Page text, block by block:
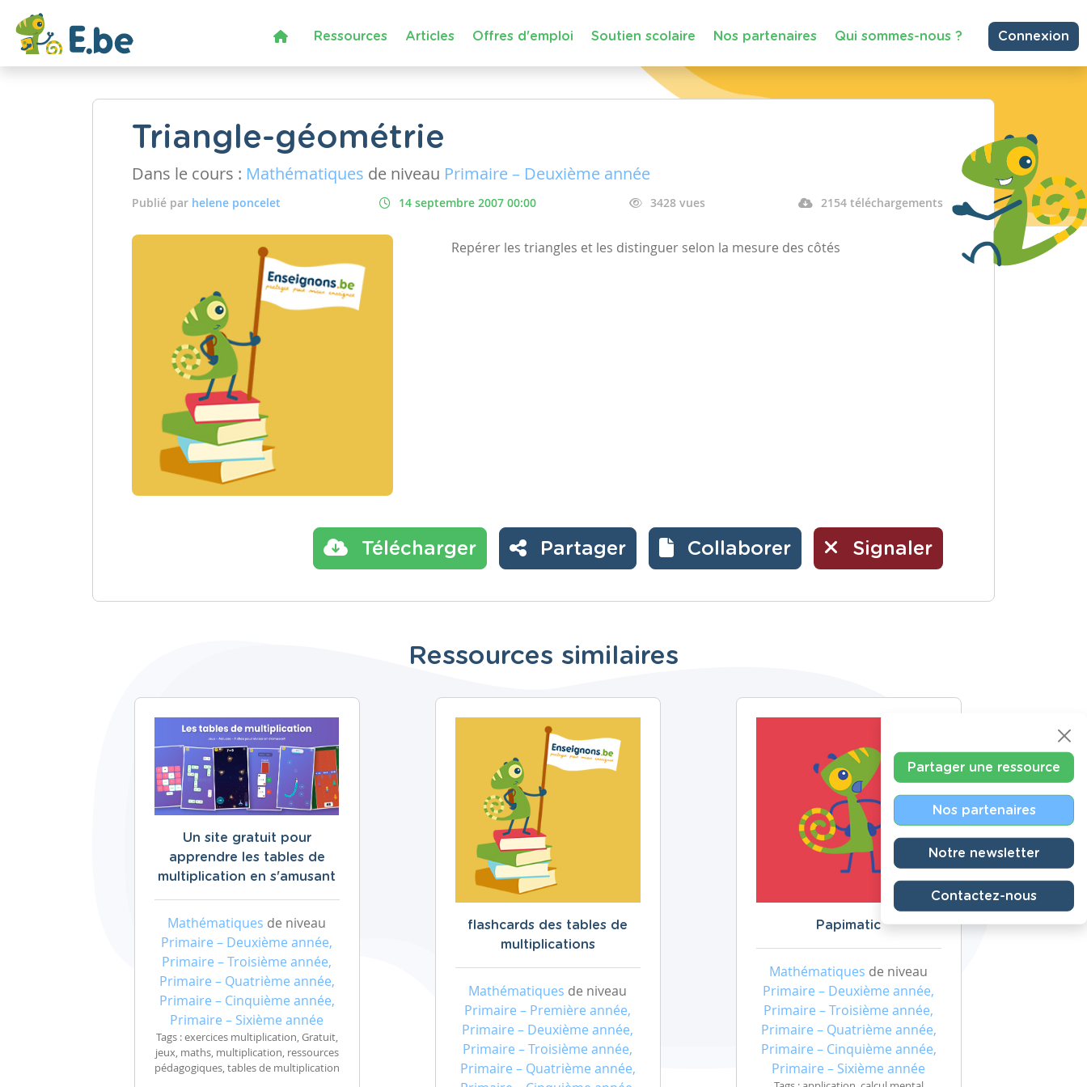
Ressources Articles Offres d'emploi Soutien scolaire Nos partenaires Qui sommes-nous ? Connexion
Triangle-géométrie
Dans le cours : Mathématiques de niveau Primaire – Deuxième année
Publié par helene poncelet 14 septembre 2007 00:00 3428 vues 2154 téléchargements
Repérer les triangles et les distinguer selon la mesure des côtés
Télécharger Partager Collaborer Signaler
Ressources similaires
Un site gratuit pour
apprendre les tables de
multiplication en s'amusant
Mathématiques de niveau
Primaire – Deuxième année,
Primaire – Troisième année,
Primaire – Quatrième année,
Primaire – Cinquième année,
Primaire – Sixième année
Tags : exercices multiplication, Gratuit,
jeux, maths, multiplication, ressources
pédagogiques, tables de multiplication
flashcards des tables de
multiplications
Mathématiques de niveau
Primaire – Première année,
Primaire – Deuxième année,
Primaire – Troisième année,
Primaire – Quatrième année,
Papimatic
Mathématiques de niveau
Primaire – Deuxième année,
Primaire – Troisième année,
Primaire – Quatrième année,
Primaire – Cinquième année,
Primaire – Sixième année
Partager une ressource
Nos partenaires
Notre newsletter
Contactez-nous